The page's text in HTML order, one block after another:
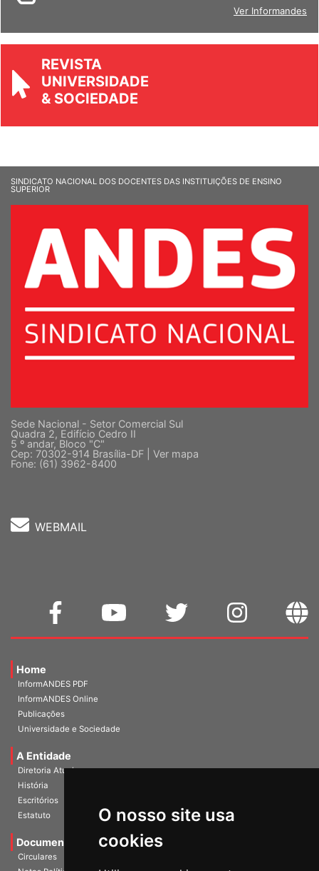
O nosso site usa
cookies
Ver Informandes
REVISTA
UNIVERSIDADE
& SOCIEDADE
SINDICATO NACIONAL DOS DOCENTES DAS INSTITUIÇÕES DE ENSINO
SUPERIOR
Sede Nacional - Setor Comercial Sul
Quadra 2, Edifício Cedro II
5 º andar, Bloco "C"
Cep: 70302-914 Brasília-DF | Ver mapa
Fone: (61) 3962-8400
WEBMAIL
Home
InformANDES PDF
InformANDES Online
Publicações
Universidade e Sociedade
A Entidade
Diretoria Atual
História
Escritórios
Estatuto
Documentos
Circulares